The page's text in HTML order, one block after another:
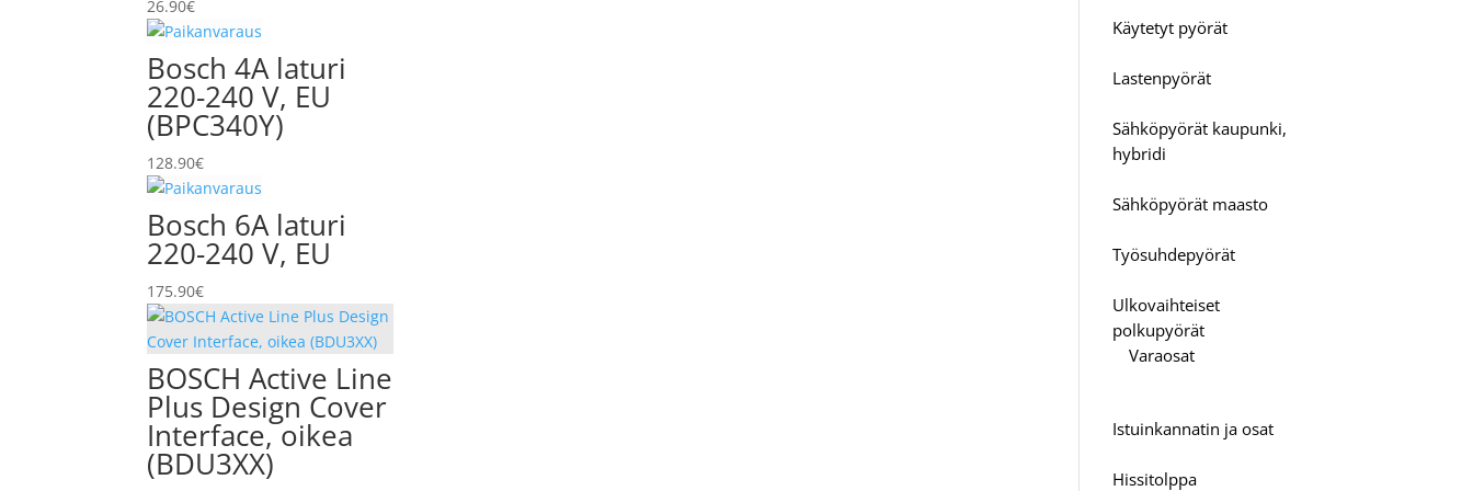
26.90€
Bosch 4A laturi
220-240 V, EU
(BPC340Y)
128.90€
Bosch 6A laturi
220-240 V, EU
175.90€
BOSCH Active Line
Plus Design Cover
Interface, oikea
(BDU3XX)
Käytetyt pyörät
Lastenpyörät
Sähköpyörät kaupunki,
hybridi
Sähköpyörät maasto
Työsuhdepyörät
Ulkovaihteiset
polkupyörät
Varaosat
Istuinkannatin ja osat
Hissitolppa